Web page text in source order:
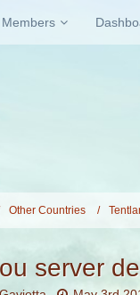
Members
Other Countries
server